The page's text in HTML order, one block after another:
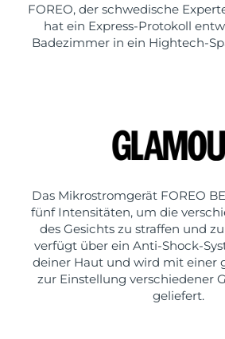
FOREO, der schwedische
hat ein Express-Protokoll
Badezimmer in ein Hightech-
Das Mikrostromgerät FOREO
fünf Intensitäten, um die
des Gesichts zu straffen und
verfügt über ein Anti-Shock-
deiner Haut und wird mit einer
zur Einstellung verschiedener
geliefert.